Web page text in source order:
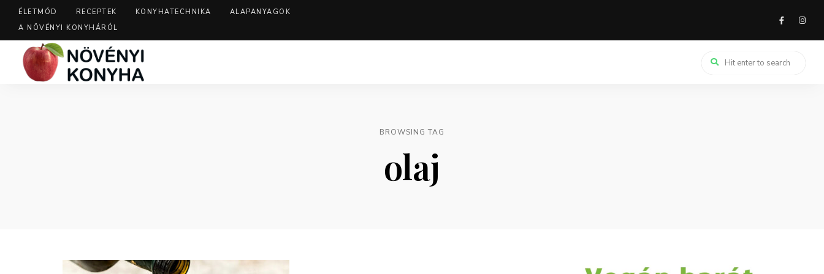
ÉLETMÓD RECEPTEK KONYHATECHNIKA
ALAPANYAGOK
A NÖVÉNYI KONYHÁRÓL
BROWSING TAG
olaj